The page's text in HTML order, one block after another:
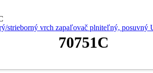
strieborný vrch zapaľovač plniteľný, posuvný
70751C